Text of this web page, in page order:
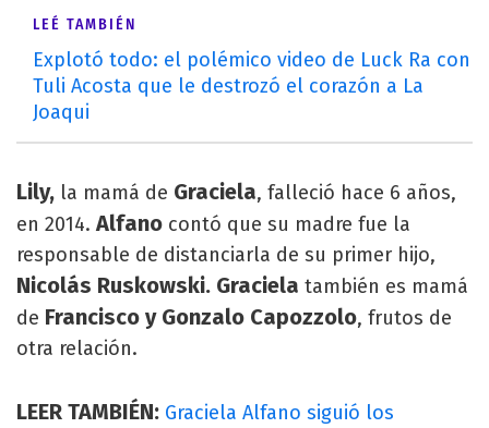
LEÉ TAMBIÉN
Explotó todo: el polémico video de Luck Ra con
Tuli Acosta que le destrozó el corazón a La
Joaqui
Lily, la mamá de Graciela, falleció hace 6 años,
en 2014.Alfano contó que su madre fue la
responsable de distanciarla de su primer hijo,
Nicolás Ruskowski. Graciela también es mamá
de Francisco y Gonzalo Capozzolo, frutos de
otra relación.
LEER TAMBIÉN: Graciela Alfano siguió los